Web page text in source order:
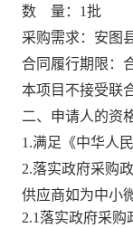
数
量： 1批
采购需求： 安图
合同履行期限：
本项目不接受联
二、申请人的资
1.满足《中华人
2.落实政府采购
供应商如为中小
2.1落实政府采